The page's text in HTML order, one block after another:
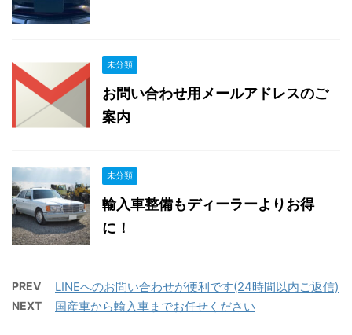
未分類
お問い合わせ用メールアドレスのご
案内
未分類
輸入車整備もディーラーよりお得
に！
PREV LINEへのお問い合わせが便利です(24時間以内ご返信)
NEXT 国産車から輸入車までお任せください